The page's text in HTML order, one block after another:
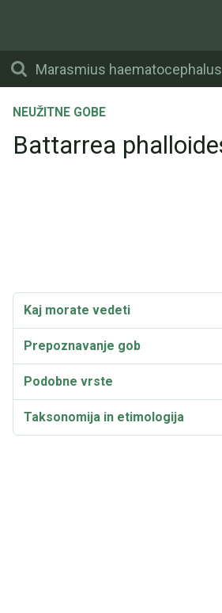
NEUŽITNE GOBE
Battarrea
Kaj morate vedeti
Prepoznavanje gob
Podobne vrste
Taksonomija in etimologija